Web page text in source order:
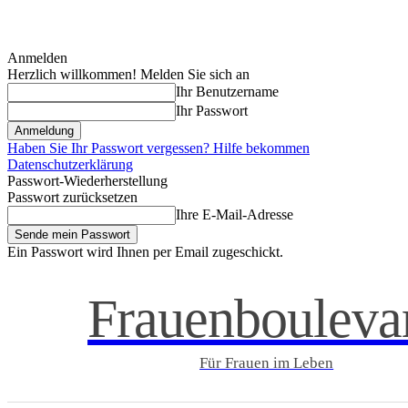
Anmelden
Herzlich willkommen! Melden Sie sich an
Ihr Benutzername
Ihr Passwort
Haben Sie Ihr Passwort vergessen? Hilfe bekommen
Datenschutzerklärung
Passwort-Wiederherstellung
Passwort zurücksetzen
Ihre E-Mail-Adresse
Ein Passwort wird Ihnen per Email zugeschickt.
Für Frauen im Leben